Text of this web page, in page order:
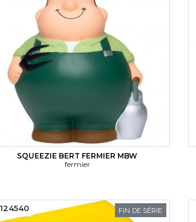
SQUEEZIE BERT FERMIER MBW
fermier
FIN DE SÉRIE